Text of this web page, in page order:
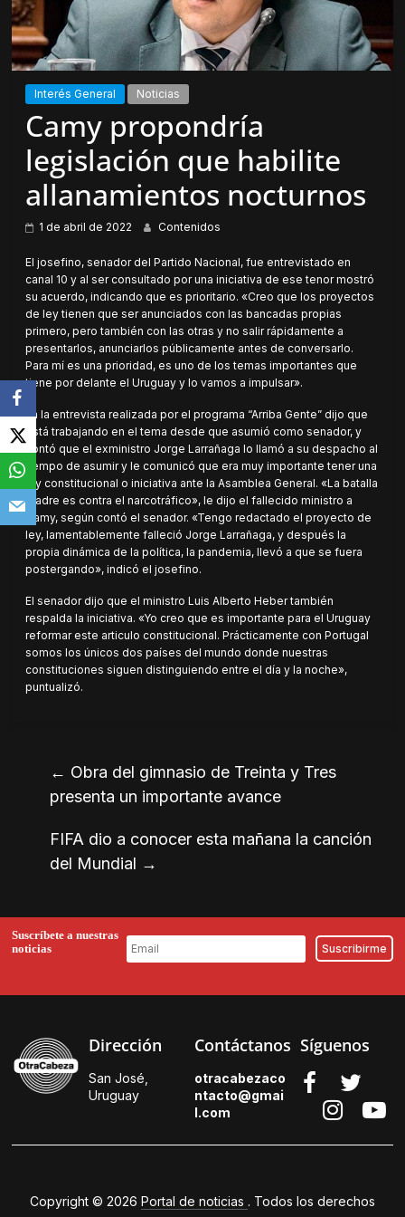
Interés General Noticias
Camy propondría
legislación que habilite
allanamientos nocturnos
1 de abril de 2022 Contenidos
El josefino, senador del Partido Nacional, fue entrevistado en
canal 10 y al ser consultado por una iniciativa de ese tenor mostró
su acuerdo, indicando que es prioritario. «Creo que los proyectos
de ley tienen que ser anunciados con las bancadas propias
primero, pero también con las otras y no salir rápidamente a
presentarlos, anunciarlos públicamente antes de conversarlo.
Para mí es una prioridad, es uno de los temas importantes que
tiene por delante el Uruguay y lo vamos a impulsar».
En la entrevista realizada por el programa “Arriba Gente” dijo que
está trabajando en el tema desde que asumió como senador, y
contó que el exministro Jorge Larrañaga lo llamó a su despacho al
tiempo de asumir y le comunicó que era muy importante tener una
ley constitucional o iniciativa ante la Asamblea General. «La batalla
madre es contra el narcotráfico», le dijo el fallecido ministro a
Camy, según contó el senador. «Tengo redactado el proyecto de
ley, lamentablemente falleció Jorge Larrañaga, y después la
propia dinámica de la política, la pandemia, llevó a que se fuera
postergando», indicó el josefino.
El senador dijo que el ministro Luis Alberto Heber también
respalda la iniciativa. «Yo creo que es importante para el Uruguay
reformar este articulo constitucional. Prácticamente con Portugal
somos los únicos dos países del mundo donde nuestras
constituciones siguen distinguiendo entre el día y la noche»,
puntualizó.
← Obra del gimnasio de Treinta y Tres
presenta un importante avance
FIFA dio a conocer esta mañana la canción
del Mundial →
Suscríbete a nuestras
noticias
Dirección
San José,
Uruguay
Contáctanos
otracabezaco
ntacto@gmai
l.com
Síguenos
Copyright © 2026 Portal de noticias . Todos los derechos